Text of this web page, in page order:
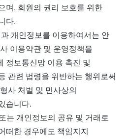
며 , 회원의 권리 보호를 위한
다.
개인정보를 이용하여서는 안
이용약관 및 운영정책을
정보통신망 이용 촉진 및
관련 법령을 위반하는 행위로써
사 처벌 및 민사상의
습니다.
는 개인정보의 공유 및 거래로
떠한 경우에도 책임지지